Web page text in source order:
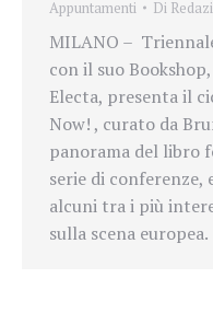
Appuntamenti Di
MILANO –
con il suo
Electa, presenta il
Now! , curato da
panorama del libro
serie di
alcuni tra i più
sulla scena